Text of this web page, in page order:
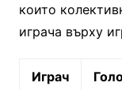
които
играча върху
Играч